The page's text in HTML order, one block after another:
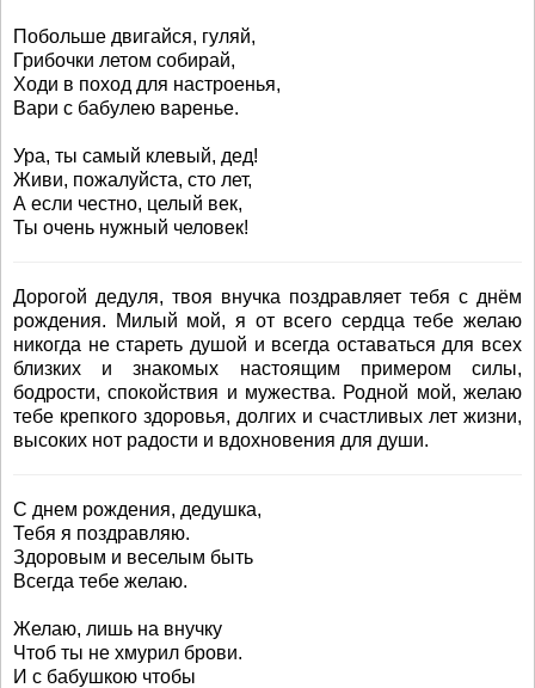
Побольше двигайся, гуляй,
Грибочки летом собирай,
Ходи в поход для настроенья,
Вари с бабулею варенье.
Ура, ты самый клевый, дед!
Живи, пожалуйста, сто лет,
А если честно, целый век,
Ты очень нужный человек!
Дорогой дедуля, твоя внучка поздравляет тебя с днём
рождения. Милый мой, я от всего сердца тебе желаю
никогда не стареть душой и всегда оставаться для всех
близких и знакомых настоящим примером силы,
бодрости, спокойствия и мужества. Родной мой, желаю
тебе крепкого здоровья, долгих и счастливых лет жизни,
высоких нот радости и вдохновения для души.
С днем рождения, дедушка,
Тебя я поздравляю.
Здоровым и веселым быть
Всегда тебе желаю.
Желаю, лишь на внучку
Чтоб ты не хмурил брови.
И с бабушкою чтобы